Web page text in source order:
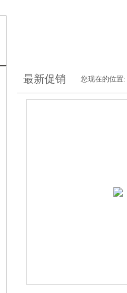
最新促销 您现在的位置: